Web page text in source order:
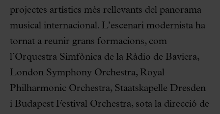
projectes artístics més rellevants del panorama
musical internacional. L’escenari modernista ha
tornat a reunir grans formacions, com
l’Orquestra Simfònica de la Ràdio de Baviera,
London Symphony Orchestra, Royal
Philharmonic Orchestra, Staatskapelle Dresden
i Budapest Festival Orchestra, sota la direcció de